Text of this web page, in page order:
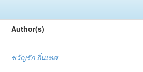
Author(s)
ขวัญรัก ถิ่นเทศ